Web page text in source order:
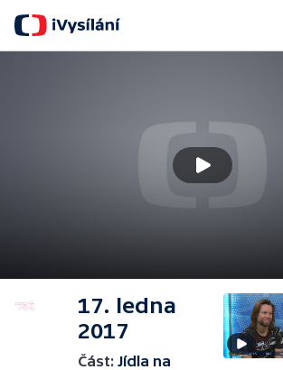
17. ledna
2017
Část: Jídla na